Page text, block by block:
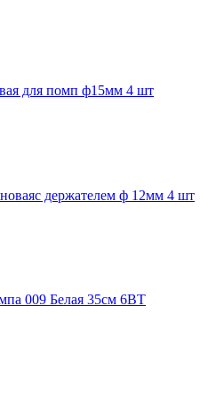
для помп ф15мм 4 шт
держателем ф 12мм 4 шт
009 Белая 35см 6ВТ